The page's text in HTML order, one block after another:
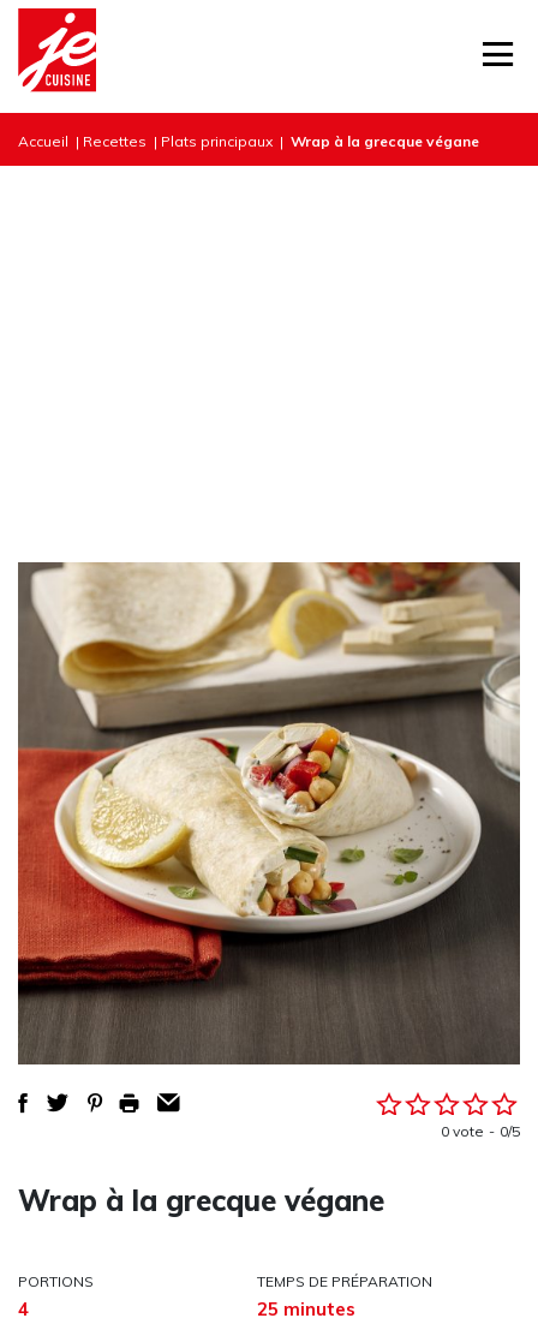
Accueil | Recettes | Plats principaux | Wrap à la grecque végane
0 vote 0/5
Wrap à la grecque végane
PORTIONS
4
TEMPS DE PRÉPARATION
25 minutes